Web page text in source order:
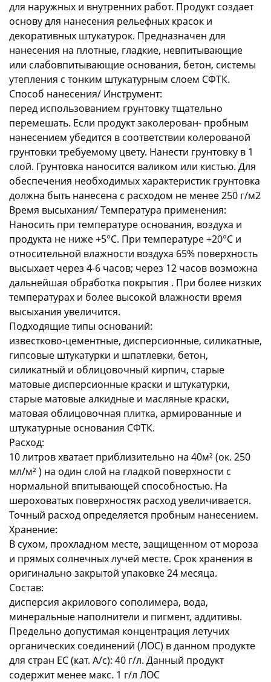
для наружных и внутренних работ. Продукт создает
основу для нанесения рельефных красок и
декоративных штукатурок. Предназначен для
нанесения на плотные, гладкие, невпитывающие
или слабовпитывающие основания, бетон, системы
утепления с тонким штукатурным слоем СФТК.
Способ нанесения/ Инструмент:
перед использованием грунтовку тщательно
перемешать. Если продукт заколерован- пробным
нанесением убедится в соответствии колерованой
грунтовки требуемому цвету. Нанести грунтовку в 1
слой. Грунтовка наносится валиком или кистью. Для
обеспечения необходимых характеристик грунтовка
должна быть нанесена с расходом не менее 250 г/м2
Время высыхания/ Температура применения:
Наносить при температуре основания, воздуха и
продукта не ниже +5°C. При температуре +20°C и
относительной влажности воздуха 65% поверхность
высыхает через 4-6 часов; через 12 часов возможна
дальнейшая обработка покрытия . При более низких
температурах и более высокой влажности время
высыхания увеличится.
Подходящие типы оснований:
известково-цементные, дисперсионные, силикатные,
гипсовые штукатурки и шпатлевки, бетон,
силикатный и облицовочный кирпич, старые
матовые дисперсионные краски и штукатурки,
старые матовые алкидные и масляные краски,
матовая облицовочная плитка, армированные и
штукатурные основания СФТК.
Расход:
10 литров хватает приблизительно на 40м² (ок. 250
мл/м² ) на один слой на гладкой поверхности с
нормальной впитывающей способностью. На
шероховатых поверхностях расход увеличивается.
Точный расход определяется пробным нанесением.
Хранение:
В сухом, прохладном месте, защищенном от мороза
и прямых солнечных лучей месте. Срок хранения в
оригинально закрытой упаковке 24 месяца.
Состав:
дисперсия акрилового сополимера, вода,
минеральные наполнители и пигмент, аддитивы.
Предельно допустимая концентрация летучих
органических соединений (ЛОС) в данном продукте
для стран ЕС (кат. А/с): 40 г/л. Данный продукт
содержит менее макс. 1 г/л ЛОС